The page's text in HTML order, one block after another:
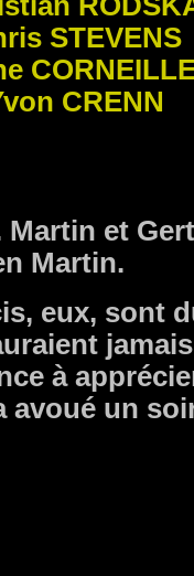
STEVENS
CRENN
Martin et
Martin.
eux, sont
à
avoué un